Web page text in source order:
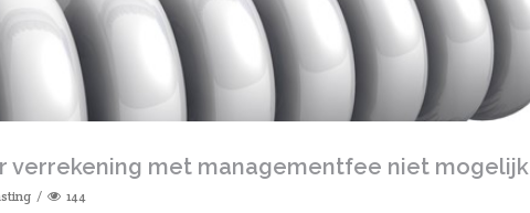
verrekening met managementfee niet mogelijk
144